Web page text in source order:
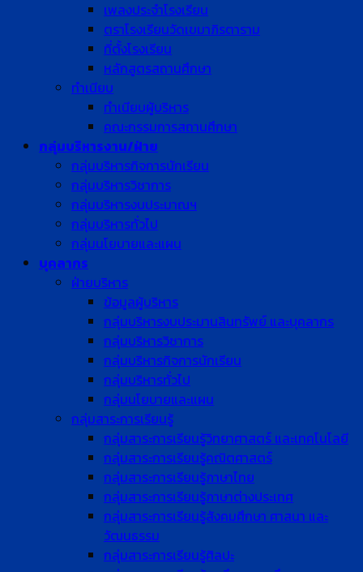
เพลงประจำโรงเรียน
ตราโรงเรียนวัดเขมาภิรตาราม
ที่ตั้งโรงเรียน
หลักสูตรสถานศึกษา
ทำเนียบ
ทำเนียบผู้บริหาร
คณะกรรมการสถานศึกษา
กลุ่มบริหารงาน/ฝ่าย
กลุ่มบริหารกิจการนักเรียน
กลุ่มบริหารวิชาการ
กลุ่มบริหารงบประมาณฯ
กลุ่มบริหารทั่วไป
กลุ่มนโยบายและแผน
บุคลากร
ฝ่ายบริหาร
ข้อมูลผู้บริหาร
กลุ่มบริหารงบประมานสินทรัพย์ และบุคลากร
กลุ่มบริหารวิชาการ
กลุ่มบริหารกิจการนักเรียน
กลุ่มบริหารทั่วไป
กลุ่มนโยบายและแผน
กลุ่มสาระการเรียนรู้
กลุ่มสาระการเรียนรู้วิทยาศาสตร์ และเทคโนโลยี
กลุ่มสาระการเรียนรู้คณิตศาสตร์
กลุ่มสาระการเรียนรู้ภาษาไทย
กลุ่มสาระการเรียนรู้ภาษาต่างประเทศ
กลุ่มสาระการเรียนรู้สังคมศึกษา ศาสนา และ
วัฒนธรรม
กลุ่มสาระการเรียนรู้ศิลปะ